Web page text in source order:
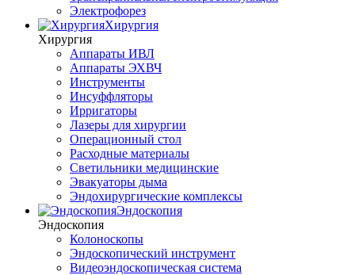
Электрофорез
Хирургия
Хирургия
Аппараты ИВЛ
Аппараты ЭХВЧ
Инструменты
Инсуффляторы
Ирригаторы
Лазеры для хирургии
Операционный стол
Расходные материалы
Светильники медицинские
Эвакуаторы дыма
Эндохирургические комплексы
Эндоскопия
Эндоскопия
Колоноскопы
Эндоскопический инструмент
Видеоэндоскопическая система